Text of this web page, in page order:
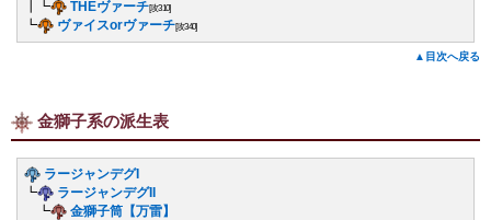
┃┗
THEヴァーチ[攻310]
┗ ヴァイスorヴァーチ[攻340]
▲目次へ戻る
金獅子系の派生表
ラージャンデグI
┗
ラージャンデグII
┗
金獅子筒【万雷】